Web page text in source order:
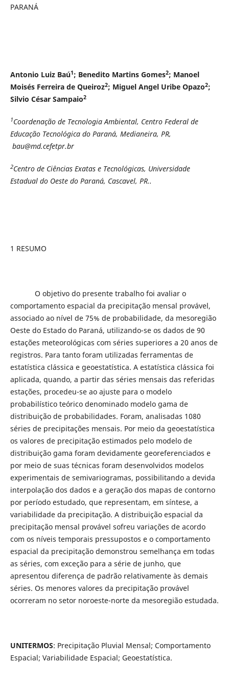
PARANÁ
Antonio Luiz Baú1; Benedito Martins Gomes2; Manoel
Moisés Ferreira de Queiroz2; Miguel Angel Uribe Opazo2;
Silvio César Sampaio2
1Coordenação de Tecnologia Ambiental, Centro Federal de
Educação Tecnológica do Paraná, Medianeira, PR,
bau@md.cefetpr.br
2Centro de Ciências Exatas e Tecnológicas, Universidade
Estadual do Oeste do Paraná, Cascavel, PR..
1 RESUMO
O objetivo do presente trabalho foi avaliar o
comportamento espacial da precipitação mensal provável,
associado ao nível de 75% de probabilidade, da mesoregião
Oeste do Estado do Paraná, utilizando-se os dados de 90
estações meteorológicas com séries superiores a 20 anos de
registros. Para tanto foram utilizadas ferramentas de
estatística clássica e geoestatística. A estatística clássica foi
aplicada, quando, a partir das séries mensais das referidas
estações, procedeu-se ao ajuste para o modelo
probabilístico teórico denominado modelo gama de
distribuição de probabilidades. Foram, analisadas 1080
séries de precipitações mensais. Por meio da geoestatística
os valores de precipitação estimados pelo modelo de
distribuição gama foram devidamente georeferenciados e
por meio de suas técnicas foram desenvolvidos modelos
experimentais de semivariogramas, possibilitando a devida
interpolação dos dados e a geração dos mapas de contorno
por período estudado, que representam, em síntese, a
variabilidade da precipitação. A distribuição espacial da
precipitação mensal provável sofreu variações de acordo
com os níveis temporais pressupostos e o comportamento
espacial da precipitação demonstrou semelhança em todas
as séries, com exceção para a série de junho, que
apresentou diferença de padrão relativamente às demais
séries. Os menores valores da precipitação provável
ocorreram no setor noroeste-norte da mesoregião estudada.
UNITERMOS: Precipitação Pluvial Mensal; Comportamento
Espacial; Variabilidade Espacial; Geoestatística.